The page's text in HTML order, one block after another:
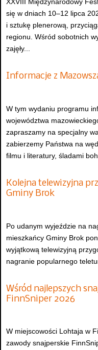
się w dniach 10–12 lipca
i sztukę plenerową,
regionu. Wśród sobotnich
zajęły...
Informacje z
W tym wydaniu programu
województwa
zapraszamy na specjalny
zabierzemy Państwa na
filmu i literatury, śladami
Kolejna telewizyjna
Gminy Brok
Po udanym wyjeździe na
mieszkańcy Gminy Brok
wyjątkową telewizyjną
nagranie popularnego
Wśród najlepszych
FinnSniper 2026
W miejscowości Lohtaja w
zawody snajperskie